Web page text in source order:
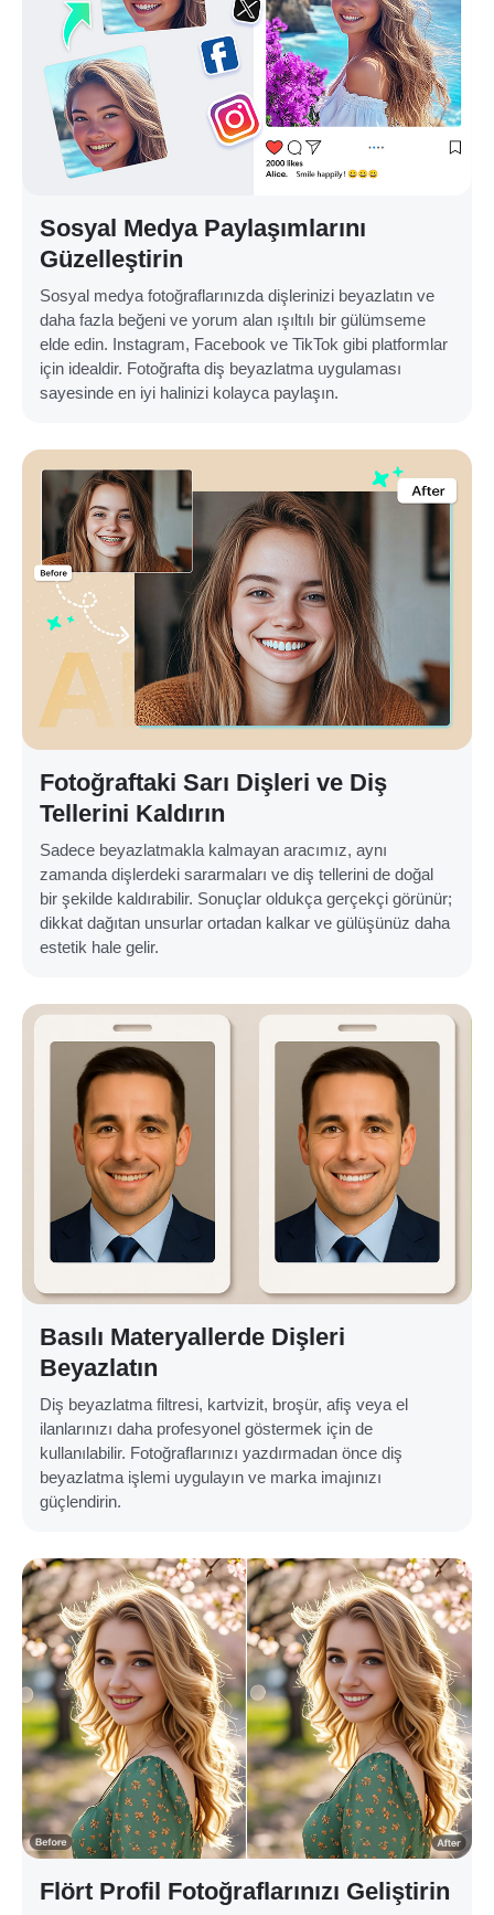
Sosyal Medya Paylaşımlarını
Güzelleştirin
Sosyal medya fotoğraflarınızda dişlerinizi beyazlatın ve
daha fazla beğeni ve yorum alan ışıltılı bir gülümseme
elde edin. Instagram, Facebook ve TikTok gibi platformlar
için idealdir. Fotoğrafta diş beyazlatma uygulaması
sayesinde en iyi halinizi kolayca paylaşın.
Fotoğraftaki Sarı Dişleri ve Diş
Tellerini Kaldırın
Sadece beyazlatmakla kalmayan aracımız, aynı
zamanda dişlerdeki sararmaları ve diş tellerini de doğal
bir şekilde kaldırabilir. Sonuçlar oldukça gerçekçi görünür;
dikkat dağıtan unsurlar ortadan kalkar ve gülüşünüz daha
estetik hale gelir.
Basılı Materyallerde Dişleri
Beyazlatın
Diş beyazlatma filtresi, kartvizit, broşür, afiş veya el
ilanlarınızı daha profesyonel göstermek için de
kullanılabilir. Fotoğraflarınızı yazdırmadan önce diş
beyazlatma işlemi uygulayın ve marka imajınızı
güçlendirin.
Flört Profil Fotoğraflarınızı Geliştirin